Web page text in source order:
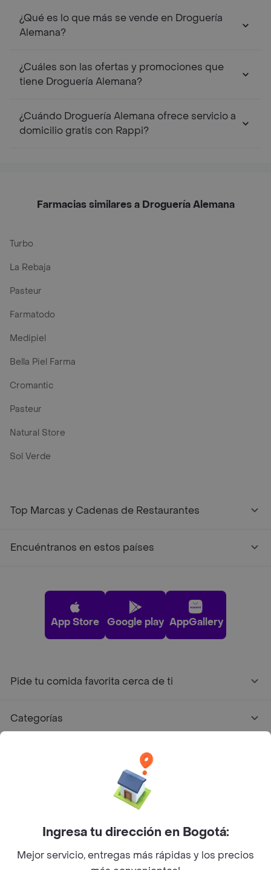
¿Qué es lo que más se vende en Droguería
Alemana?
¿Cuáles son las ofertas y promociones que
tiene Droguería Alemana?
¿Cuándo Droguería Alemana ofrece servicio a
domicilio gratis con Rappi?
Farmacias similares a Droguería Alemana
Turbo
La Rebaja
Pasteur
Farmatodo
Medipiel
Bella Piel Farma
Cromantic
Pasteur
Natural Store
Sol Verde
Top Marcas y Cadenas de Restaurantes
Encuéntranos en estos países
App Store Google play AppGallery
Pide tu comida favorita cerca de ti
Categorías
Facebook
Twitter
Instagram
©2026Rappi Inc. All rights reserved.
Ingresa tu dirección en Bogotá:
Mejor servicio, entregas más rápidas y los precios